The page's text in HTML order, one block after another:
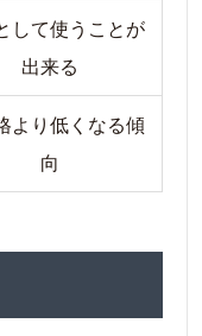
して使うことが
出来る
より低くなる傾
向